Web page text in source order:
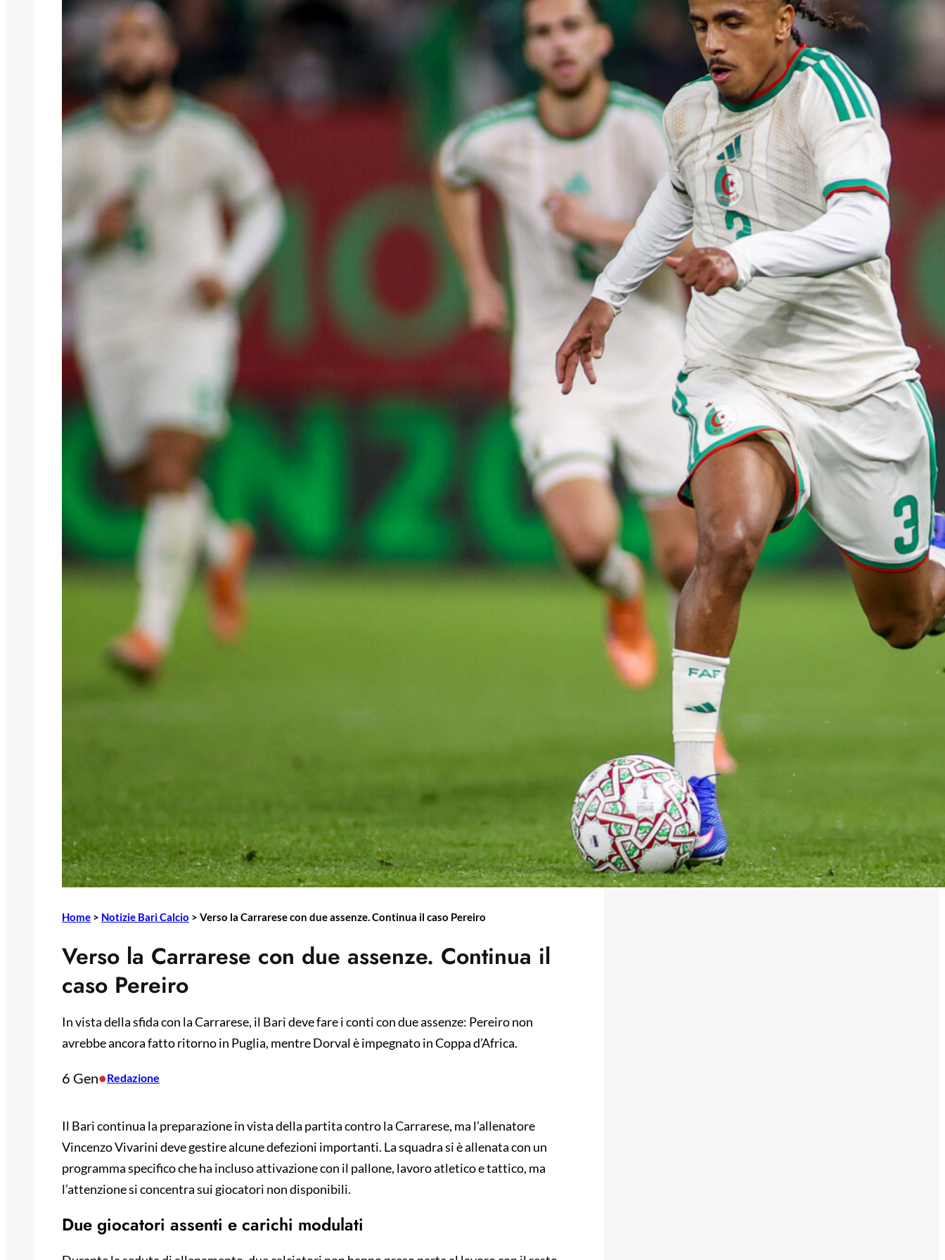
Home > Notizie Bari Calcio > Verso la Carrarese con due assenze. Continua il caso Pereiro
Verso la Carrarese con due assenze. Continua il
caso Pereiro
In vista della sfida con la Carrarese, il Bari deve fare i conti con due assenze: Pereiro non
avrebbe ancora fatto ritorno in Puglia, mentre Dorval è impegnato in Coppa d’Africa.
6 Gen•Redazione
Il Bari continua la preparazione in vista della partita contro la Carrarese, ma l’allenatore
Vincenzo Vivarini deve gestire alcune defezioni importanti. La squadra si è allenata con un
programma specifico che ha incluso attivazione con il pallone, lavoro atletico e tattico, ma
l’attenzione si concentra sui giocatori non disponibili.
Due giocatori assenti e carichi modulati
Ripescaggio in Serie B per il Bari: la
speranza è legata alla crisi della Juve
28 Maggio 2026
Futuro Bari, Leccese a De Laurentiis:
“Serve un piano industriale serio,
non siamo una seconda squadra”
27 Maggio 2026